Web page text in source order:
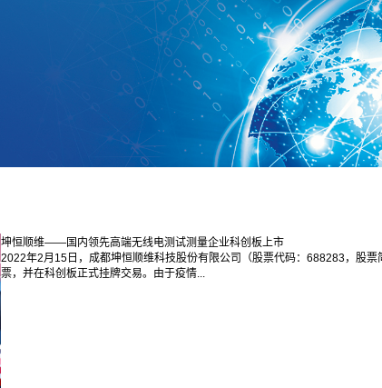
坤恒顺维——国内领先高端无线电测试测量企业科创板上市
2022年2月15日，成都坤恒顺维科技股份有限公司（股票代码：688283，股
票，并在科创板正式挂牌交易。由于疫情...